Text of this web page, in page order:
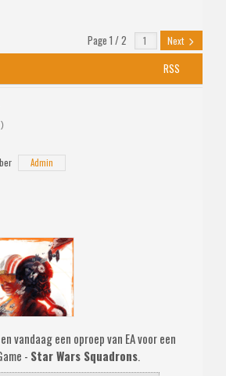
Page 1 / 2 Next
RSS
Admin
vandaag een oproep van EA voor een
- Star Wars Squadrons.